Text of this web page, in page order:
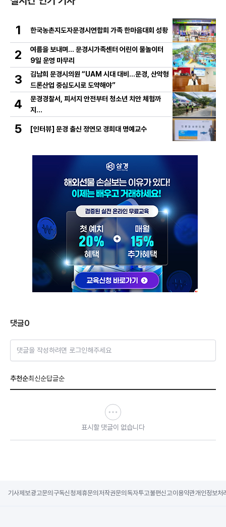
1 한국농촌지도자문경시연합회 가족 한마음대회 성황
2
여름을 보내며… 문경시가족센터 어린이 물놀이터
9일 운영 마무리
3
김남희 문경시의원 “UAM 시대 대비…문경, 산악형
드론산업 중심도시로 도약해야”
4
문경경찰서, 피서지 안전부터 청소년 치안 체험까
지…
5 [인터뷰] 문경 출신 정연모 경희대 명예교수
댓글0
댓글을 작성하려면 로그인해주세요
추천순최신순답글순
표시할 댓글이 없습니다
기사제보광고문의 구독신청제휴문의 저작권문의 독자투고불편신고이용약관개인정보처